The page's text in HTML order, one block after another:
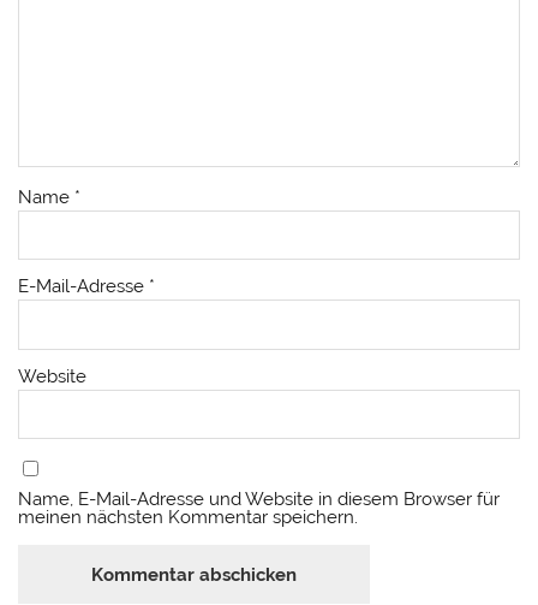
Name *
E-Mail-Adresse *
Website
Name, E-Mail-Adresse und Website in diesem Browser für
meinen nächsten Kommentar speichern.